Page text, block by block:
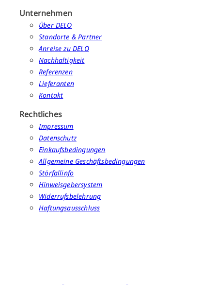
Unternehmen
Über DELO
Standorte & Partner
Anreise zu DELO
Nachhaltigkeit
Referenzen
Lieferanten
Kontakt
Rechtliches
Impressum
Datenschutz
Einkaufsbedingungen
Allgemeine Geschäftsbedingungen
Störfallinfo
Hinweisgebersystem
Widerrufsbelehrung
Haftungsausschluss